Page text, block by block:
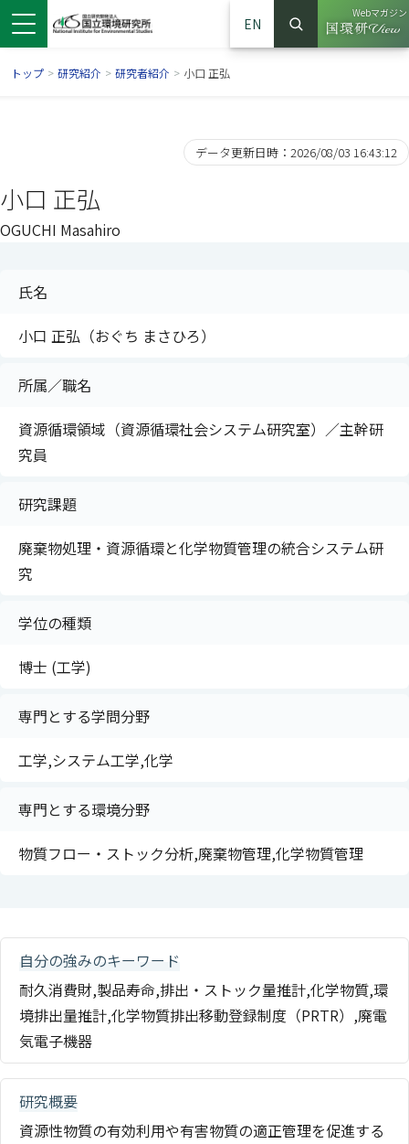
ウで開きます）
ンドウで開きます）
ウインドウで開きます）
EN
サイト内検索
検索
Webマガジン
（別ウイ
トップ > 研究紹介 > 研究者紹介 > 小口 正弘
データ更新日時：2026/08/03 16:43:12
小口 正弘
OGUCHI Masahiro
氏名
小口 正弘（おぐち まさひろ）
所属／職名
資源循環領域（資源循環社会システム研究室）／主幹研
究員
研究課題
廃棄物処理・資源循環と化学物質管理の統合システム研
究
学位の種類
博士 (工学)
専門とする学問分野
工学,システム工学,化学
専門とする環境分野
物質フロー・ストック分析,廃棄物管理,化学物質管理
自分の強みのキーワード
耐久消費財,製品寿命,排出・ストック量推計,化学物質,環
境排出量推計,化学物質排出移動登録制度（PRTR）,廃電
気電子機器
研究概要
資源性物質の有効利用や有害物質の適正管理を促進する